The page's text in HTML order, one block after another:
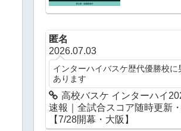
匿名
2026.07.03
インターハイバスケ歴代優勝校に
あります
高校バスケ インターハイ
速報｜全試合スコア随時更新
【7/28開幕・大阪】